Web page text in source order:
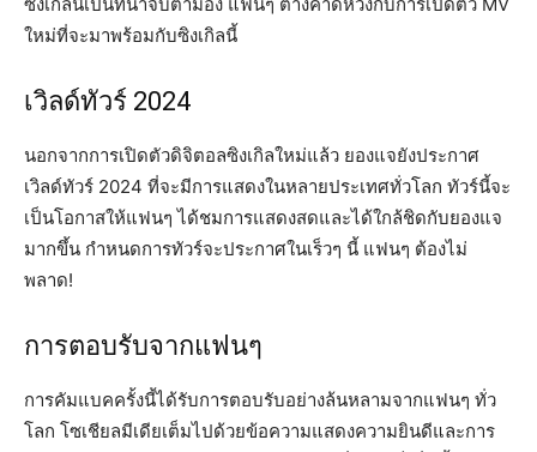
ใหม่ที่จะมาพร้อมกับซิงเกิลนี้
เวิลด์ทัวร์ 2024
นอกจากการเปิดตัวดิจิตอลซิงเกิลใหม่แล้ว ยองแจยังประกาศ
เวิลด์ทัวร์ 2024 ที่จะมีการแสดงในหลายประเทศทั่วโลก ทัวร์นี้จะ
เป็นโอกาสให้แฟนๆ ได้ชมการแสดงสดและได้ใกล้ชิดกับยองแจ
มากขึ้น กำหนดการทัวร์จะประกาศในเร็วๆ นี้ แฟนๆ ต้องไม่
พลาด!
การตอบรับจากแฟนๆ
การคัมแบคครั้งนี้ได้รับการตอบรับอย่างล้นหลามจากแฟนๆ ทั่ว
โลก โซเชียลมีเดียเต็มไปด้วยข้อความแสดงความยินดีและการ